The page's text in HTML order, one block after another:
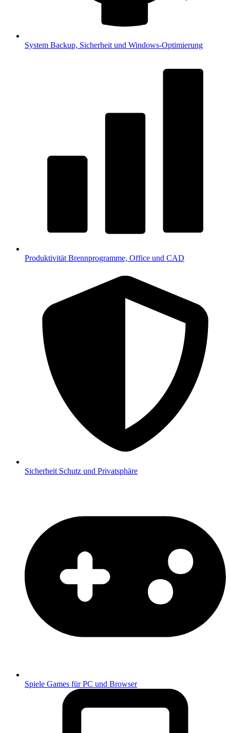
System Backup, Sicherheit und Windows-Optimierung
Produktivität Brennprogramme, Office und CAD
Sicherheit Schutz und Privatsphäre
Spiele Games für PC und Browser